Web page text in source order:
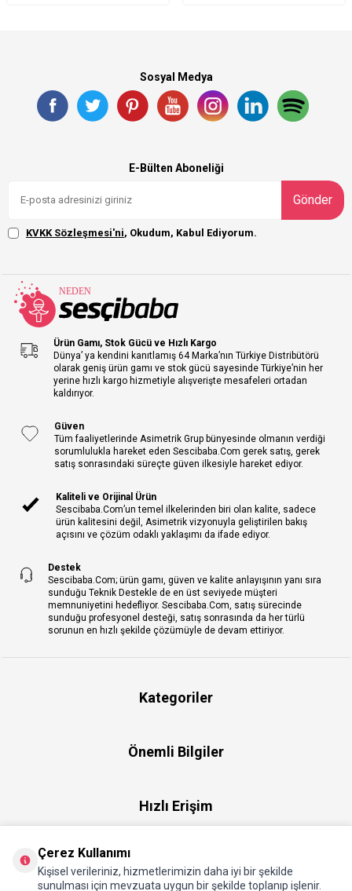
Sosyal Medya
E-Bülten Aboneliği
Gönder
KVKK Sözleşmesi'ni, Okudum, Kabul Ediyorum.
Ürün Gamı, Stok Gücü ve Hızlı Kargo
Dünya’ ya kendini kanıtlamış 64 Marka’nın Türkiye Distribütörü
olarak geniş ürün gamı ve stok gücü sayesinde Türkiye’nin her
yerine hızlı kargo hizmetiyle alışverişte mesafeleri ortadan
kaldırıyor.
Güven
Tüm faaliyetlerinde Asimetrik Grup bünyesinde olmanın verdiği
sorumlulukla hareket eden Sescibaba.Com gerek satış, gerek
satış sonrasındaki süreçte güven ilkesiyle hareket ediyor.
Kaliteli ve Orijinal Ürün
Sescibaba.Com’un temel ilkelerinden biri olan kalite, sadece
ürün kalitesini değil, Asimetrik vizyonuyla geliştirilen bakış
açısını ve çözüm odaklı yaklaşımı da ifade ediyor.
Destek
Sescibaba.Com; ürün gamı, güven ve kalite anlayışının yanı sıra
sunduğu Teknik Destekle de en üst seviyede müşteri
memnuniyetini hedefliyor. Sescibaba.Com, satış sürecinde
sunduğu profesyonel desteği, satış sonrasında da her türlü
sorunun en hızlı şekilde çözümüyle de devam ettiriyor.
Kategoriler
Önemli Bilgiler
Hızlı Erişim
Çerez Kullanımı
Kişisel verileriniz, hizmetlerimizin daha iyi bir şekilde
sunulması için mevzuata uygun bir şekilde toplanıp işlenir.